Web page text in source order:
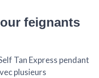
feignants
Tan Express pendant
plusieurs